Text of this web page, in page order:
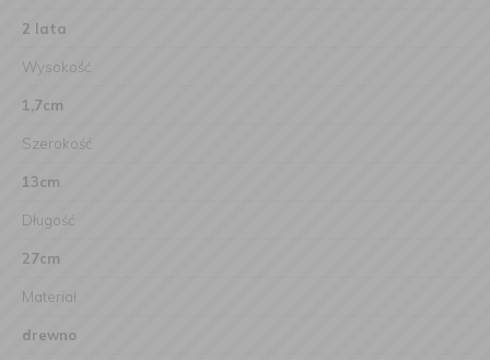
2 lata
Wysokość
1,7cm
Szerokość
13cm
Długość
27cm
Materiał
drewno